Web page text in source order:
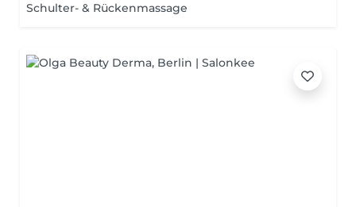
Schulter- & Rückenmassage